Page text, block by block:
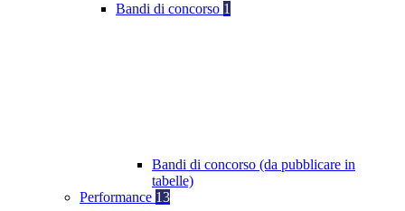
Bandi di concorso 1
Bandi di concorso (da pubblicare in
tabelle)
Performance 13